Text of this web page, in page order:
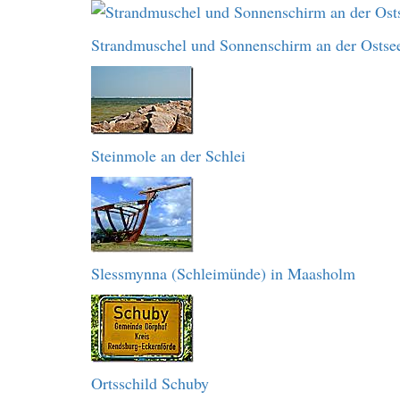
Strandmuschel und Sonnenschirm an der
Steinmole an der Schlei
Slessmynna (Schleimünde) in Maasholm
Ortsschild Schuby